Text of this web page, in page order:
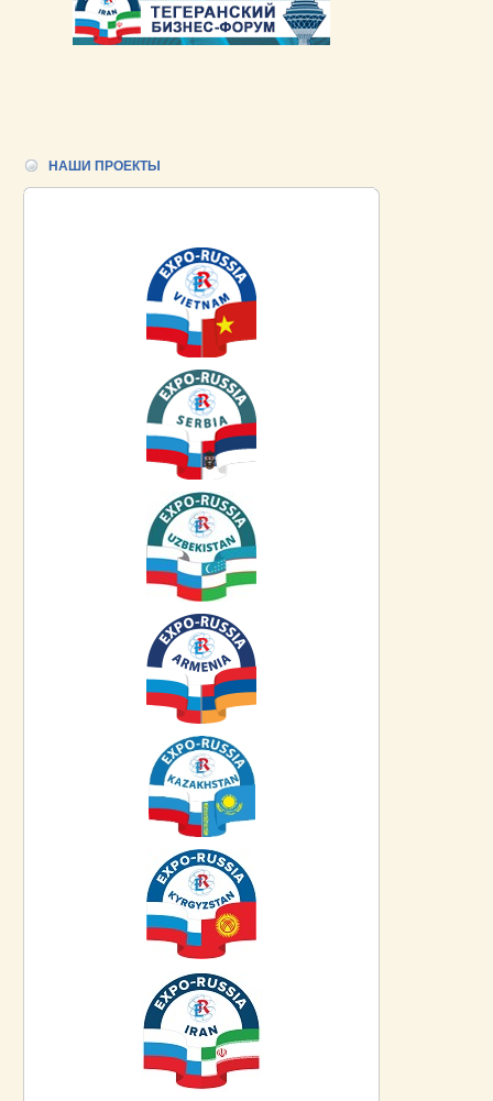
НАШИ ПРОЕКТЫ